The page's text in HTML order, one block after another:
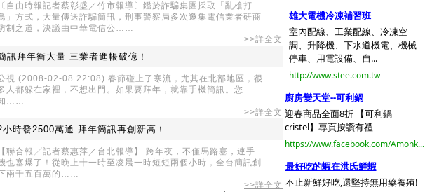
〔自由時報記者蔡彰盛／竹市報導〕鑑於詐騙集團採取「亂槍打
」方式，大量傳送詐騙簡訊，刑事警察局多次邀集電信業者研商
制之道，決議由中華電信公……
>>詳全文
訊拜年衝大量 三業者進帳破億 ！
視 (2008-02-08 22:08) 春節碰上了寒流，尤其在北部地區，很
人都躲在家裡，不想出門。如果要拜年，就靠手機簡訊。您
……
>>詳全文
小時發2500萬通 拜年簡訊再創新高 ！
【聯合報╱記者蔡惠萍／台北報導】 跨年夜，不僅馬路塞，連手
也塞爆了！從晚上十一時至凌晨一時短短兩個小時，全台簡訊創
兩千五百萬的……
>>詳全文
雄大電機冷凍補習班
室內配線、工業配線、冷凍空
調、升降機、下水道機電、機械
停車、用電設備、自...
http://www.stee.com.tw
廚房變天堂--可利鍋
迎春商品全面8折 【可利鍋
cristel】專頁按讚有禮
https://www.facebook.com/Amonk...
最好吃的蝦在洪氏鮮蝦
不止新鮮好吃,還堅持無用藥養殖!